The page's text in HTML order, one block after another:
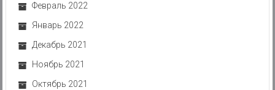
Февраль 2022
Январь 2022
Декабрь 2021
Ноябрь 2021
Октябрь 2021